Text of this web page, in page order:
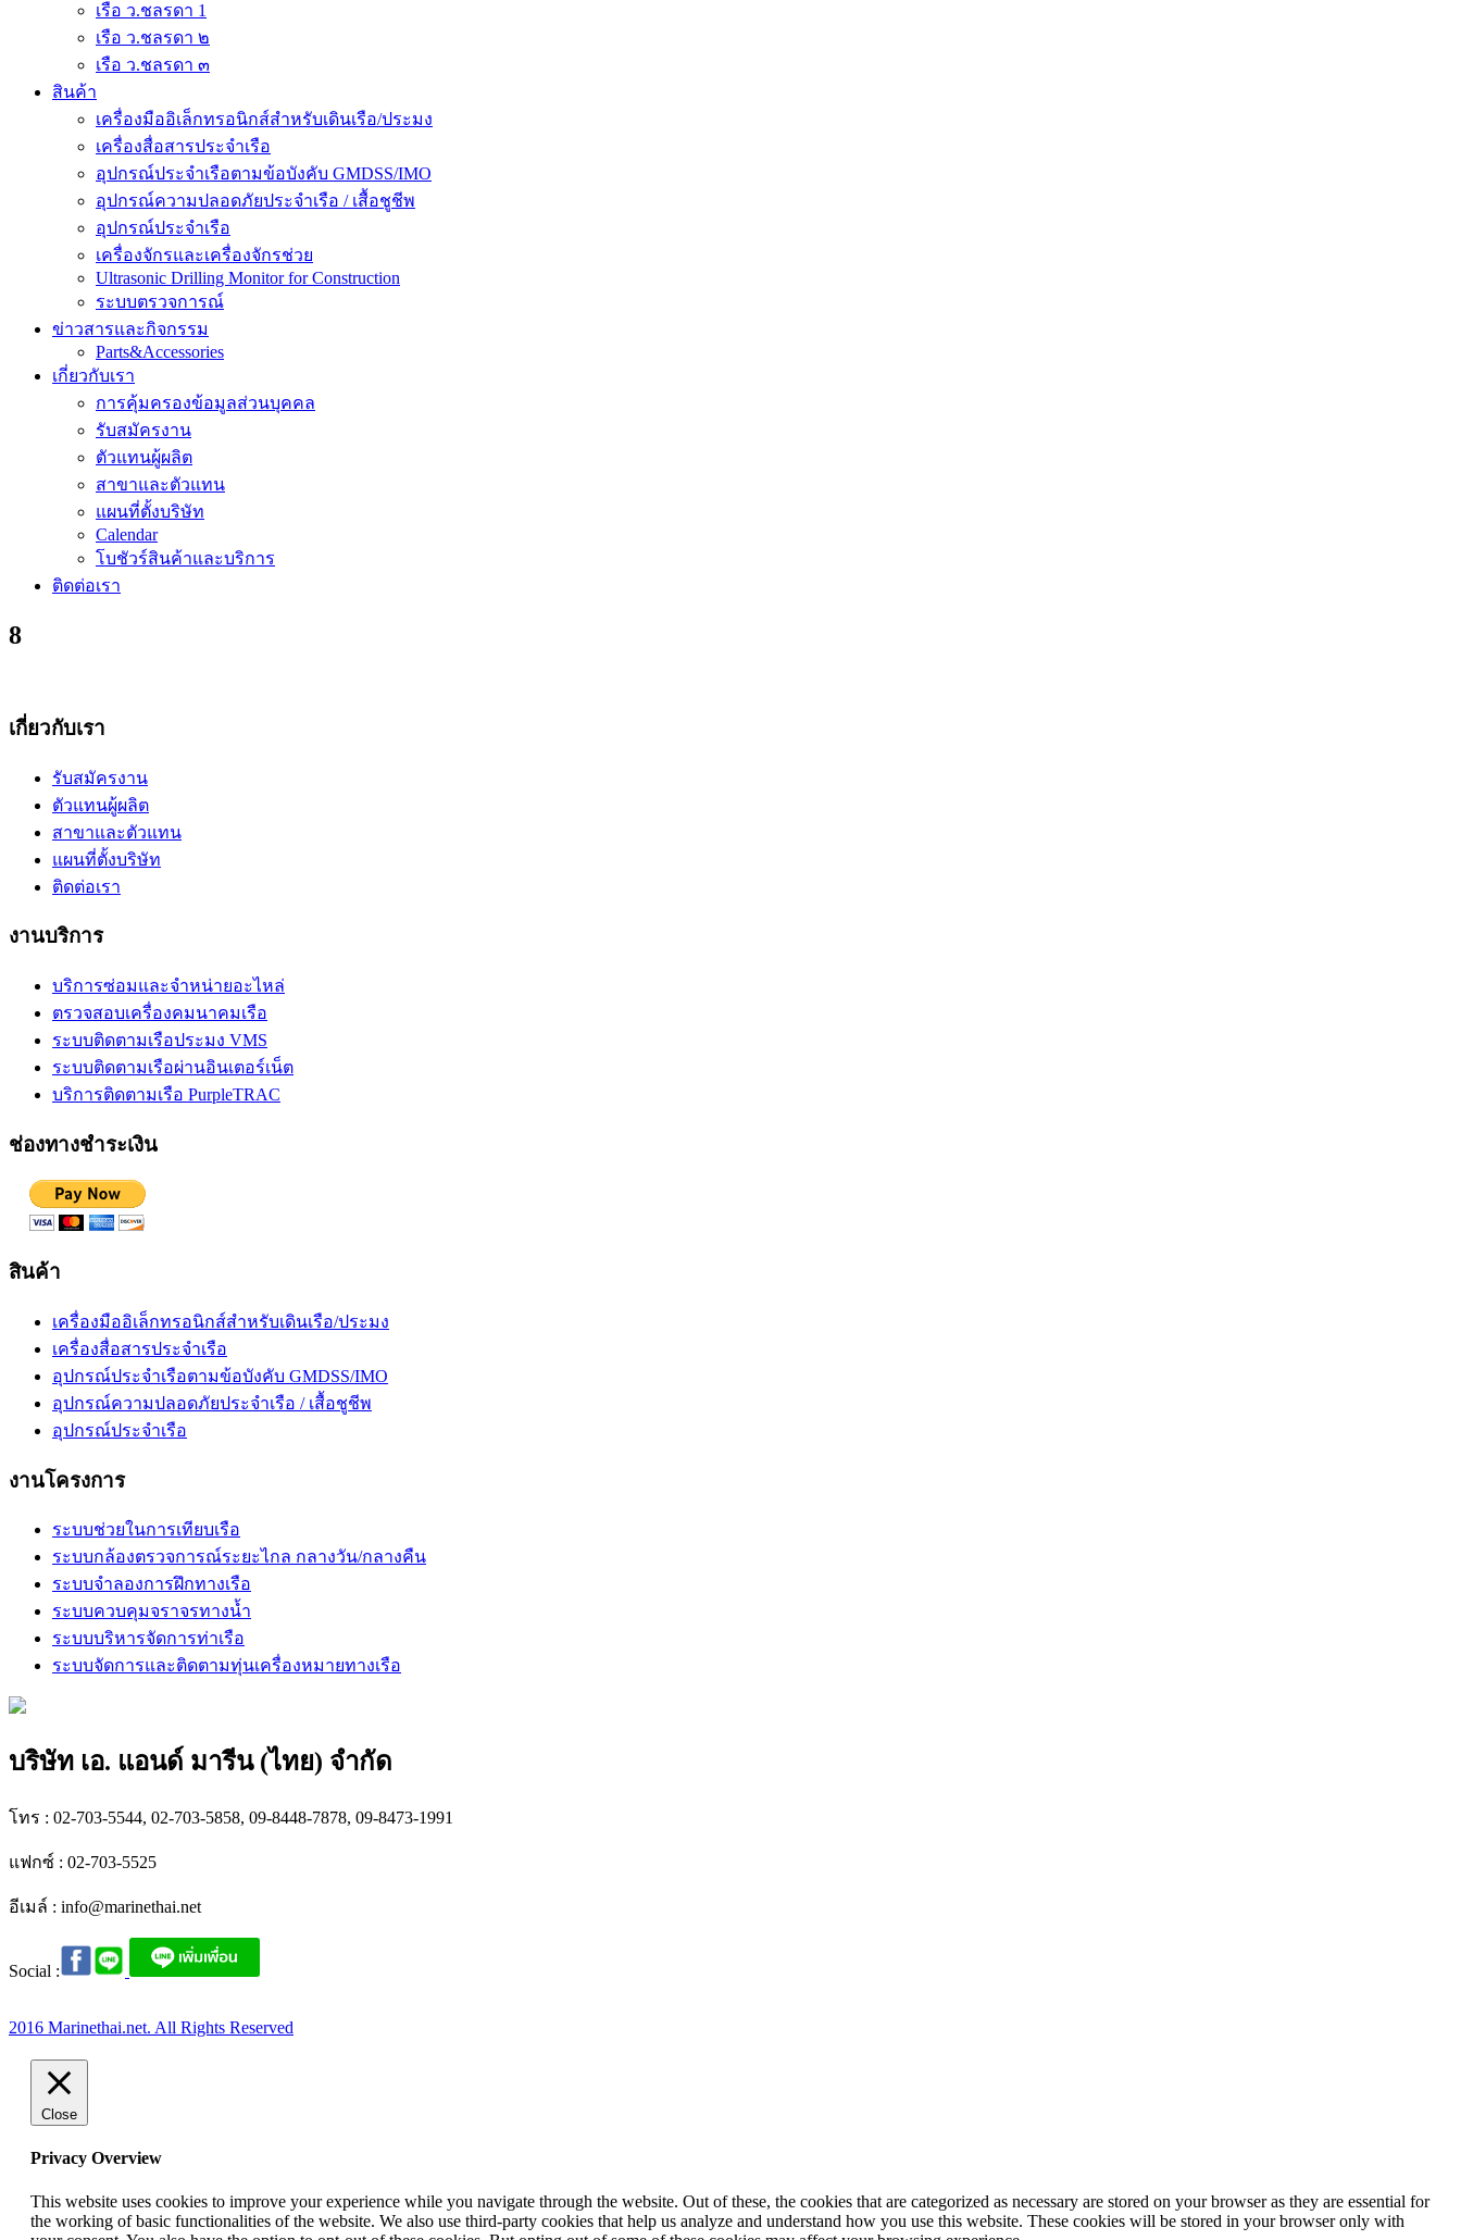
เรือ ว.ชลรดา 1
เรือ ว.ชลรดา ๒
เรือ ว.ชลรดา ๓
สินค้า
เครื่องมืออิเล็กทรอนิกส์สำหรับเดินเรือ/ประมง
เครื่องสื่อสารประจำเรือ
อุปกรณ์ประจำเรือตามข้อบังคับ GMDSS/IMO
อุปกรณ์ความปลอดภัยประจำเรือ / เสื้อชูชีพ
อุปกรณ์ประจำเรือ
เครื่องจักรและเครื่องจักรช่วย
Ultrasonic Drilling Monitor for Construction
ระบบตรวจการณ์
ข่าวสารและกิจกรรม
Parts&Accessories
เกี่ยวกับเรา
การคุ้มครองข้อมูลส่วนบุคคล
รับสมัครงาน
ตัวแทนผู้ผลิต
สาขาและตัวแทน
แผนที่ตั้งบริษัท
Calendar
โบชัวร์สินค้าและบริการ
ติดต่อเรา
8
เกี่ยวกับเรา
รับสมัครงาน
ตัวแทนผู้ผลิต
สาขาและตัวแทน
แผนที่ตั้งบริษัท
ติดต่อเรา
งานบริการ
บริการซ่อมและจำหน่ายอะไหล่
ตรวจสอบเครื่องคมนาคมเรือ
ระบบติดตามเรือประมง VMS
ระบบติดตามเรือผ่านอินเตอร์เน็ต
บริการติดตามเรือ PurpleTRAC
ช่องทางชำระเงิน
สินค้า
เครื่องมืออิเล็กทรอนิกส์สำหรับเดินเรือ/ประมง
เครื่องสื่อสารประจำเรือ
อุปกรณ์ประจำเรือตามข้อบังคับ GMDSS/IMO
อุปกรณ์ความปลอดภัยประจำเรือ / เสื้อชูชีพ
อุปกรณ์ประจำเรือ
งานโครงการ
ระบบช่วยในการเทียบเรือ
ระบบกล้องตรวจการณ์ระยะไกล กลางวัน/กลางคืน
ระบบจำลองการฝึกทางเรือ
ระบบควบคุมจราจรทางน้ำ
ระบบบริหารจัดการท่าเรือ
ระบบจัดการและติดตามทุ่นเครื่องหมายทางเรือ
บริษัท เอ. แอนด์ มารีน (ไทย) จำกัด
โทร : 02-703-5544, 02-703-5858, 09-8448-7878, 09-8473-1991
แฟกซ์ : 02-703-5525
อีเมล์ : info@marinethai.net
Social :
2016 Marinethai.net. All Rights Reserved
Close
Privacy Overview
This website uses cookies to improve your experience while you navigate through the website. Out of these, the cookies that are categorized as necessary are stored on your browser as they are essential for
the working of basic functionalities of the website. We also use third-party cookies that help us analyze and understand how you use this website. These cookies will be stored in your browser only with